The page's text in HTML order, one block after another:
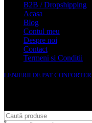
B2B / Dropshipping
Acasa
Blog
Contul meu
Despre noi
Contact
Termeni si Conditii
LENJERII DE PAT